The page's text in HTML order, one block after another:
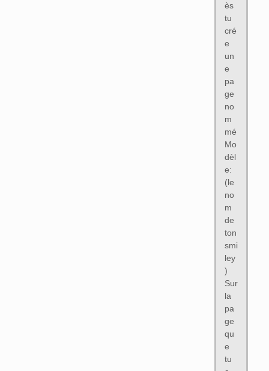
ès
tu
cré
e
un
e
pa
ge
no
m
mé
Mo
dèl
e:
(le
no
m
de
ton
smi
ley
)
Sur
la
pa
ge
qu
e
tu